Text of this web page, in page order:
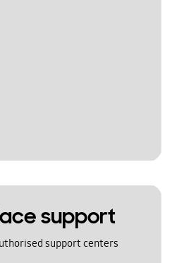
support
support centers